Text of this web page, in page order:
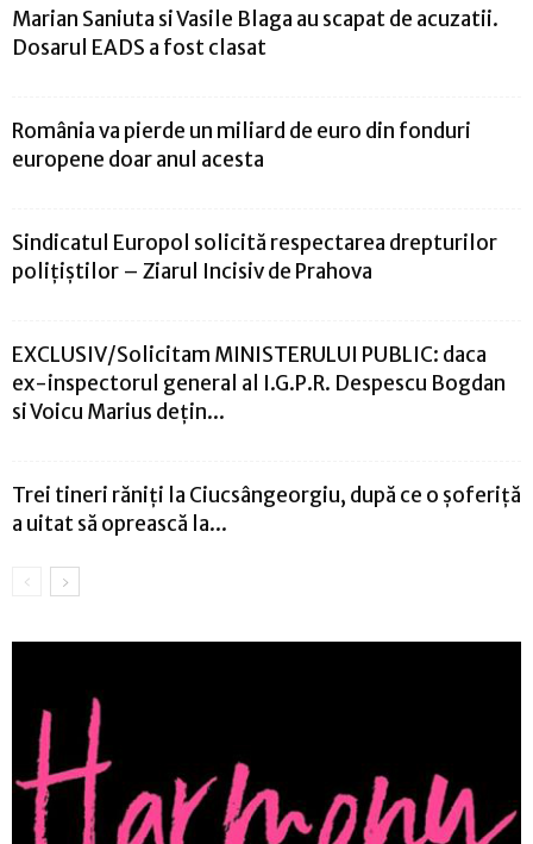
Marian Saniuta si Vasile Blaga au scapat de acuzatii.
Dosarul EADS a fost clasat
România va pierde un miliard de euro din fonduri
europene doar anul acesta
Sindicatul Europol solicită respectarea drepturilor
polițiștilor – Ziarul Incisiv de Prahova
EXCLUSIV/Solicitam MINISTERULUI PUBLIC: daca
ex-inspectorul general al I.G.P.R. Despescu Bogdan
si Voicu Marius dețin...
Trei tineri răniți la Ciucsângeorgiu, după ce o șoferiță
a uitat să oprească la...